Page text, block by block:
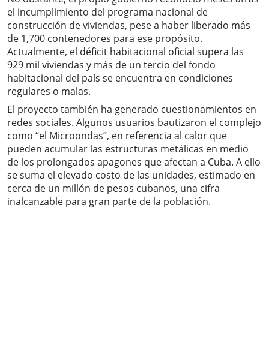
el incumplimiento del programa nacional de
construcción de viviendas, pese a haber liberado más
de 1,700 contenedores para ese propósito.
Actualmente, el déficit habitacional oficial supera las
929 mil viviendas y más de un tercio del fondo
habitacional del país se encuentra en condiciones
regulares o malas.
El proyecto también ha generado cuestionamientos en
redes sociales. Algunos usuarios bautizaron el complejo
como “el Microondas”, en referencia al calor que
pueden acumular las estructuras metálicas en medio
de los prolongados apagones que afectan a Cuba. A ello
se suma el elevado costo de las unidades, estimado en
cerca de un millón de pesos cubanos, una cifra
inalcanzable para gran parte de la población.